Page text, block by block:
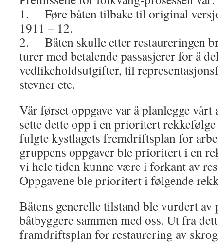
1. Føre båten tilbake til original
1911 – 12.
2. Båten skulle etter restaureringen
turer med betalende passasjerer for å
vedlikeholdsutgifter, til
stevner etc.
Vår førset oppgave var å planlegge vårt
sette dette opp i en prioritert
fulgte kystlagets fremdriftsplan for
gruppens oppgaver ble prioritert i en
vi hele tiden kunne være i forkant av
Oppgavene ble prioritert i følgende
Båtens generelle tilstand ble vurdert av
båtbyggere sammen med oss. Ut fra
framdriftsplan for restaurering av